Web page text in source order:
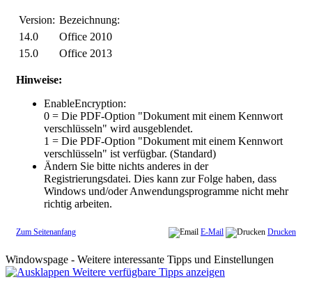
Version: Bezeichnung:
14.0
Office 2010
15.0
Office 2013
Hinweise:
EnableEncryption:
0 = Die PDF-Option "Dokument mit einem Kennwort
verschlüsseln" wird ausgeblendet.
1 = Die PDF-Option "Dokument mit einem Kennwort
verschlüsseln" ist verfügbar. (Standard)
Ändern Sie bitte nichts anderes in der
Registrierungsdatei. Dies kann zur Folge haben, dass
Windows und/oder Anwendungsprogramme nicht mehr
richtig arbeiten.
Zum Seitenanfang E-Mail Drucken
Windowspage - Weitere interessante Tipps und Einstellungen
Weitere verfügbare Tipps anzeigen